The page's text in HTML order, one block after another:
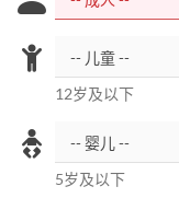
12岁及以下
5岁及以下